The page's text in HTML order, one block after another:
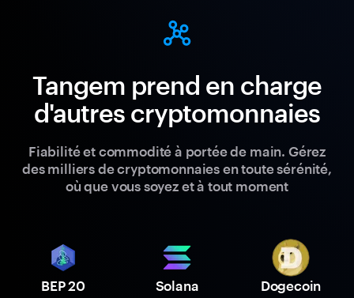
Tangem prend en charge
d'autres cryptomonnaies
Fiabilité et commodité à portée de main. Gérez
des milliers de cryptomonnaies en toute sérénité,
où que vous soyez et à tout moment
BEP 20 Solana Dogecoin